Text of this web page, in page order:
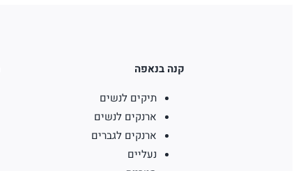
קנה בנאפה
תיקים לנשים
ארנקים לנשים
ארנקים לגברים
נעליים